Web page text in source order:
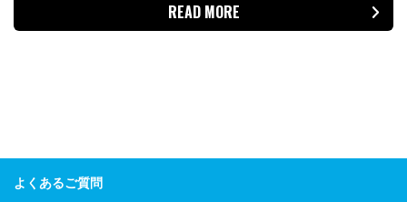
READ MORE
よくあるご質問